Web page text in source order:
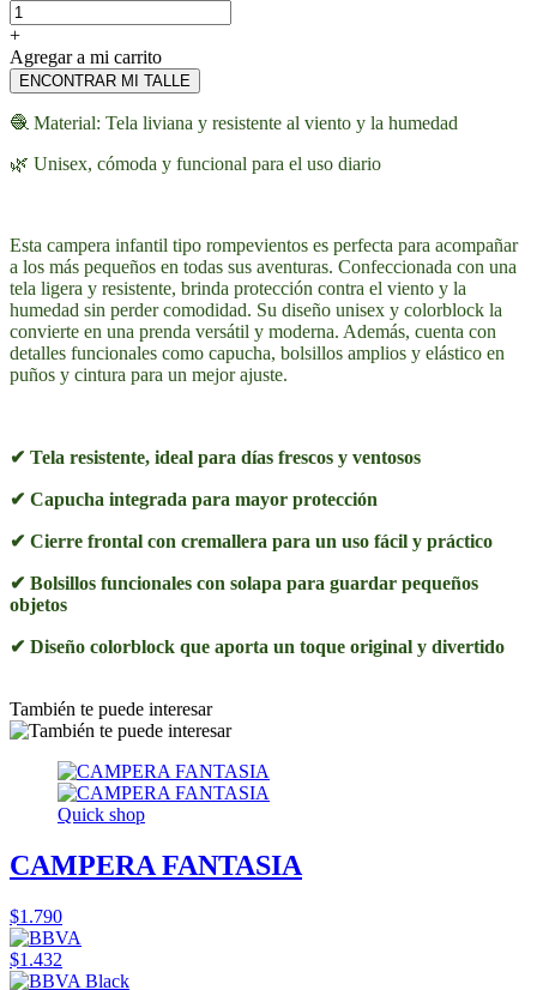
+
Agregar a mi carrito
ENCONTRAR MI TALLE
🧶 Material: Tela liviana y resistente al viento y la humedad
🌿 Unisex, cómoda y funcional para el uso diario
Esta campera infantil tipo rompevientos es perfecta para acompañar
a los más pequeños en todas sus aventuras. Confeccionada con una
tela ligera y resistente, brinda protección contra el viento y la
humedad sin perder comodidad. Su diseño unisex y colorblock la
convierte en una prenda versátil y moderna. Además, cuenta con
detalles funcionales como capucha, bolsillos amplios y elástico en
puños y cintura para un mejor ajuste.
✔ Tela resistente, ideal para días frescos y ventosos
✔ Capucha integrada para mayor protección
✔ Cierre frontal con cremallera para un uso fácil y práctico
✔ Bolsillos funcionales con solapa para guardar pequeños
objetos
✔ Diseño colorblock que aporta un toque original y divertido
También te puede interesar
Quick shop
CAMPERA FANTASIA
$1.790
$1.432